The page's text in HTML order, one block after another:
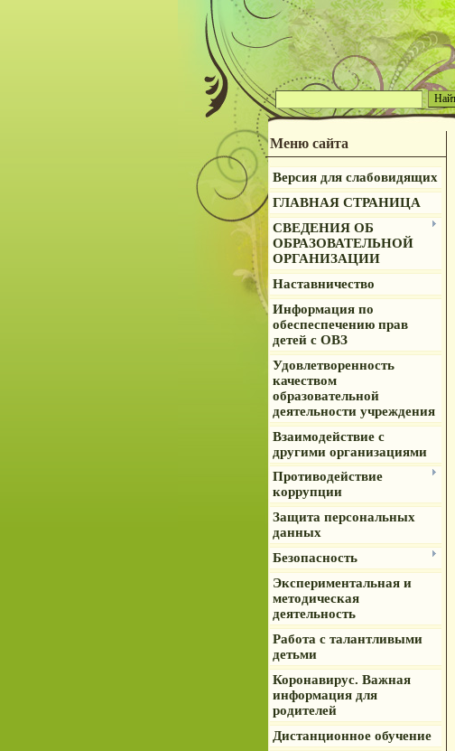
Меню сайта
Версия для слабовидящих
ГЛАВНАЯ СТРАНИЦА
СВЕДЕНИЯ ОБ
ОБРАЗОВАТЕЛЬНОЙ
ОРГАНИЗАЦИИ
Наставничество
Информация по
обеспеспечению прав
детей с ОВЗ
Удовлетворенность
качеством
образовательной
деятельности учреждения
Взаимодействие с
другими организациями
Противодействие
коррупции
Защита персональных
данных
Безопасность
Экспериментальная и
методическая
деятельность
Работа с талантливыми
детьми
Коронавирус. Важная
информация для
родителей
Дистанционное обучение